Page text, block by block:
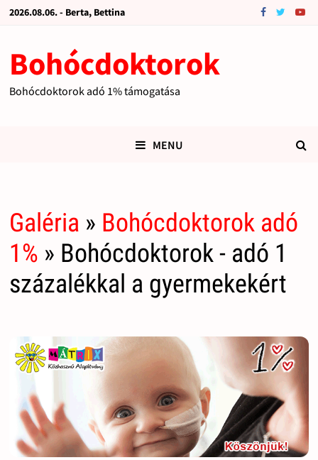
2026.08.06. - Berta, Bettina
Bohócdoktorok
Bohócdoktorok adó 1% támogatása
MENU
Galéria » Bohócdoktorok adó
1% » Bohócdoktorok - adó 1
százalékkal a gyermekekért